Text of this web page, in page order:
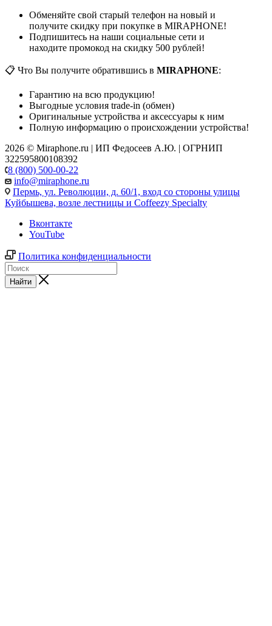
Обменяйте свой старый телефон на новый и
получите скидку при покупке в MIRAPHONE!
Подпишитесь на наши социальные сети и
находите промокод на скидку 500 рублей!
📋 Что Вы получите обратившись в MIRAPHONE:
Гарантию на всю продукцию!
Выгодные условия trade-in (обмен)
Оригинальные устройства и аксессуары к ним
Полную информацию о происхождении устройства!
2026 © Miraphone.ru | ИП Федосеев А.Ю. | ОГРНИП
322595800108392
8 (800) 500-00-22
info@miraphone.ru
Пермь, ул. Революции, д. 60/1, вход со стороны улицы
Куйбышева, возле лестницы и Coffeezy Specialty
Вконтакте
YouTube
Политика конфиденциальности
Найти